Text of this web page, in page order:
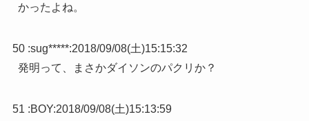
かったよね。
50 :sug*****:2018/09/08(土)15:15:32
発明って、まさかダイソンのパクリか？
51 :BOY:2018/09/08(土)15:13:59